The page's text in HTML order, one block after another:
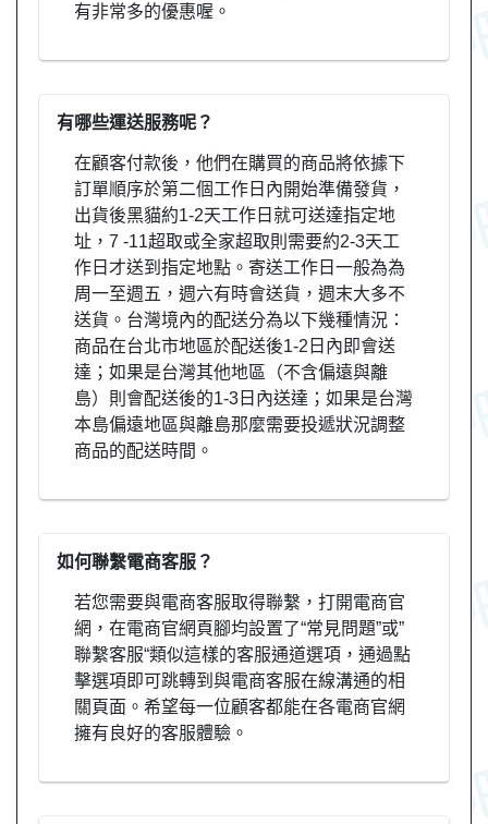
有非常多的優惠喔。
有哪些運送服務呢？
在顧客付款後，他們在購買的商品將依據下
訂單順序於第二個工作日內開始準備發貨，
出貨後黑貓約1-2天工作日就可送達指定地
址，7 -11超取或全家超取則需要約2-3天工
作日才送到指定地點。寄送工作日一般為為
周一至週五，週六有時會送貨，週末大多不
送貨。台灣境內的配送分為以下幾種情況：
商品在台北市地區於配送後1-2日內即會送
達；如果是台灣其他地區（不含偏遠與離
島）則會配送後的1-3日內送達；如果是台灣
本島偏遠地區與離島那麼需要投遞狀況調整
商品的配送時間。
如何聯繫電商客服？
若您需要與電商客服取得聯繫，打開電商官
網，在電商官網頁腳均設置了“常見問題”或”
聯繫客服“類似這樣的客服通道選項，通過點
擊選項即可跳轉到與電商客服在線溝通的相
關頁面。希望每一位顧客都能在各電商官網
擁有良好的客服體驗。